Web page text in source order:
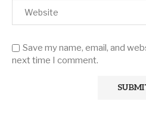
Save my name, email, and
next time I comment.